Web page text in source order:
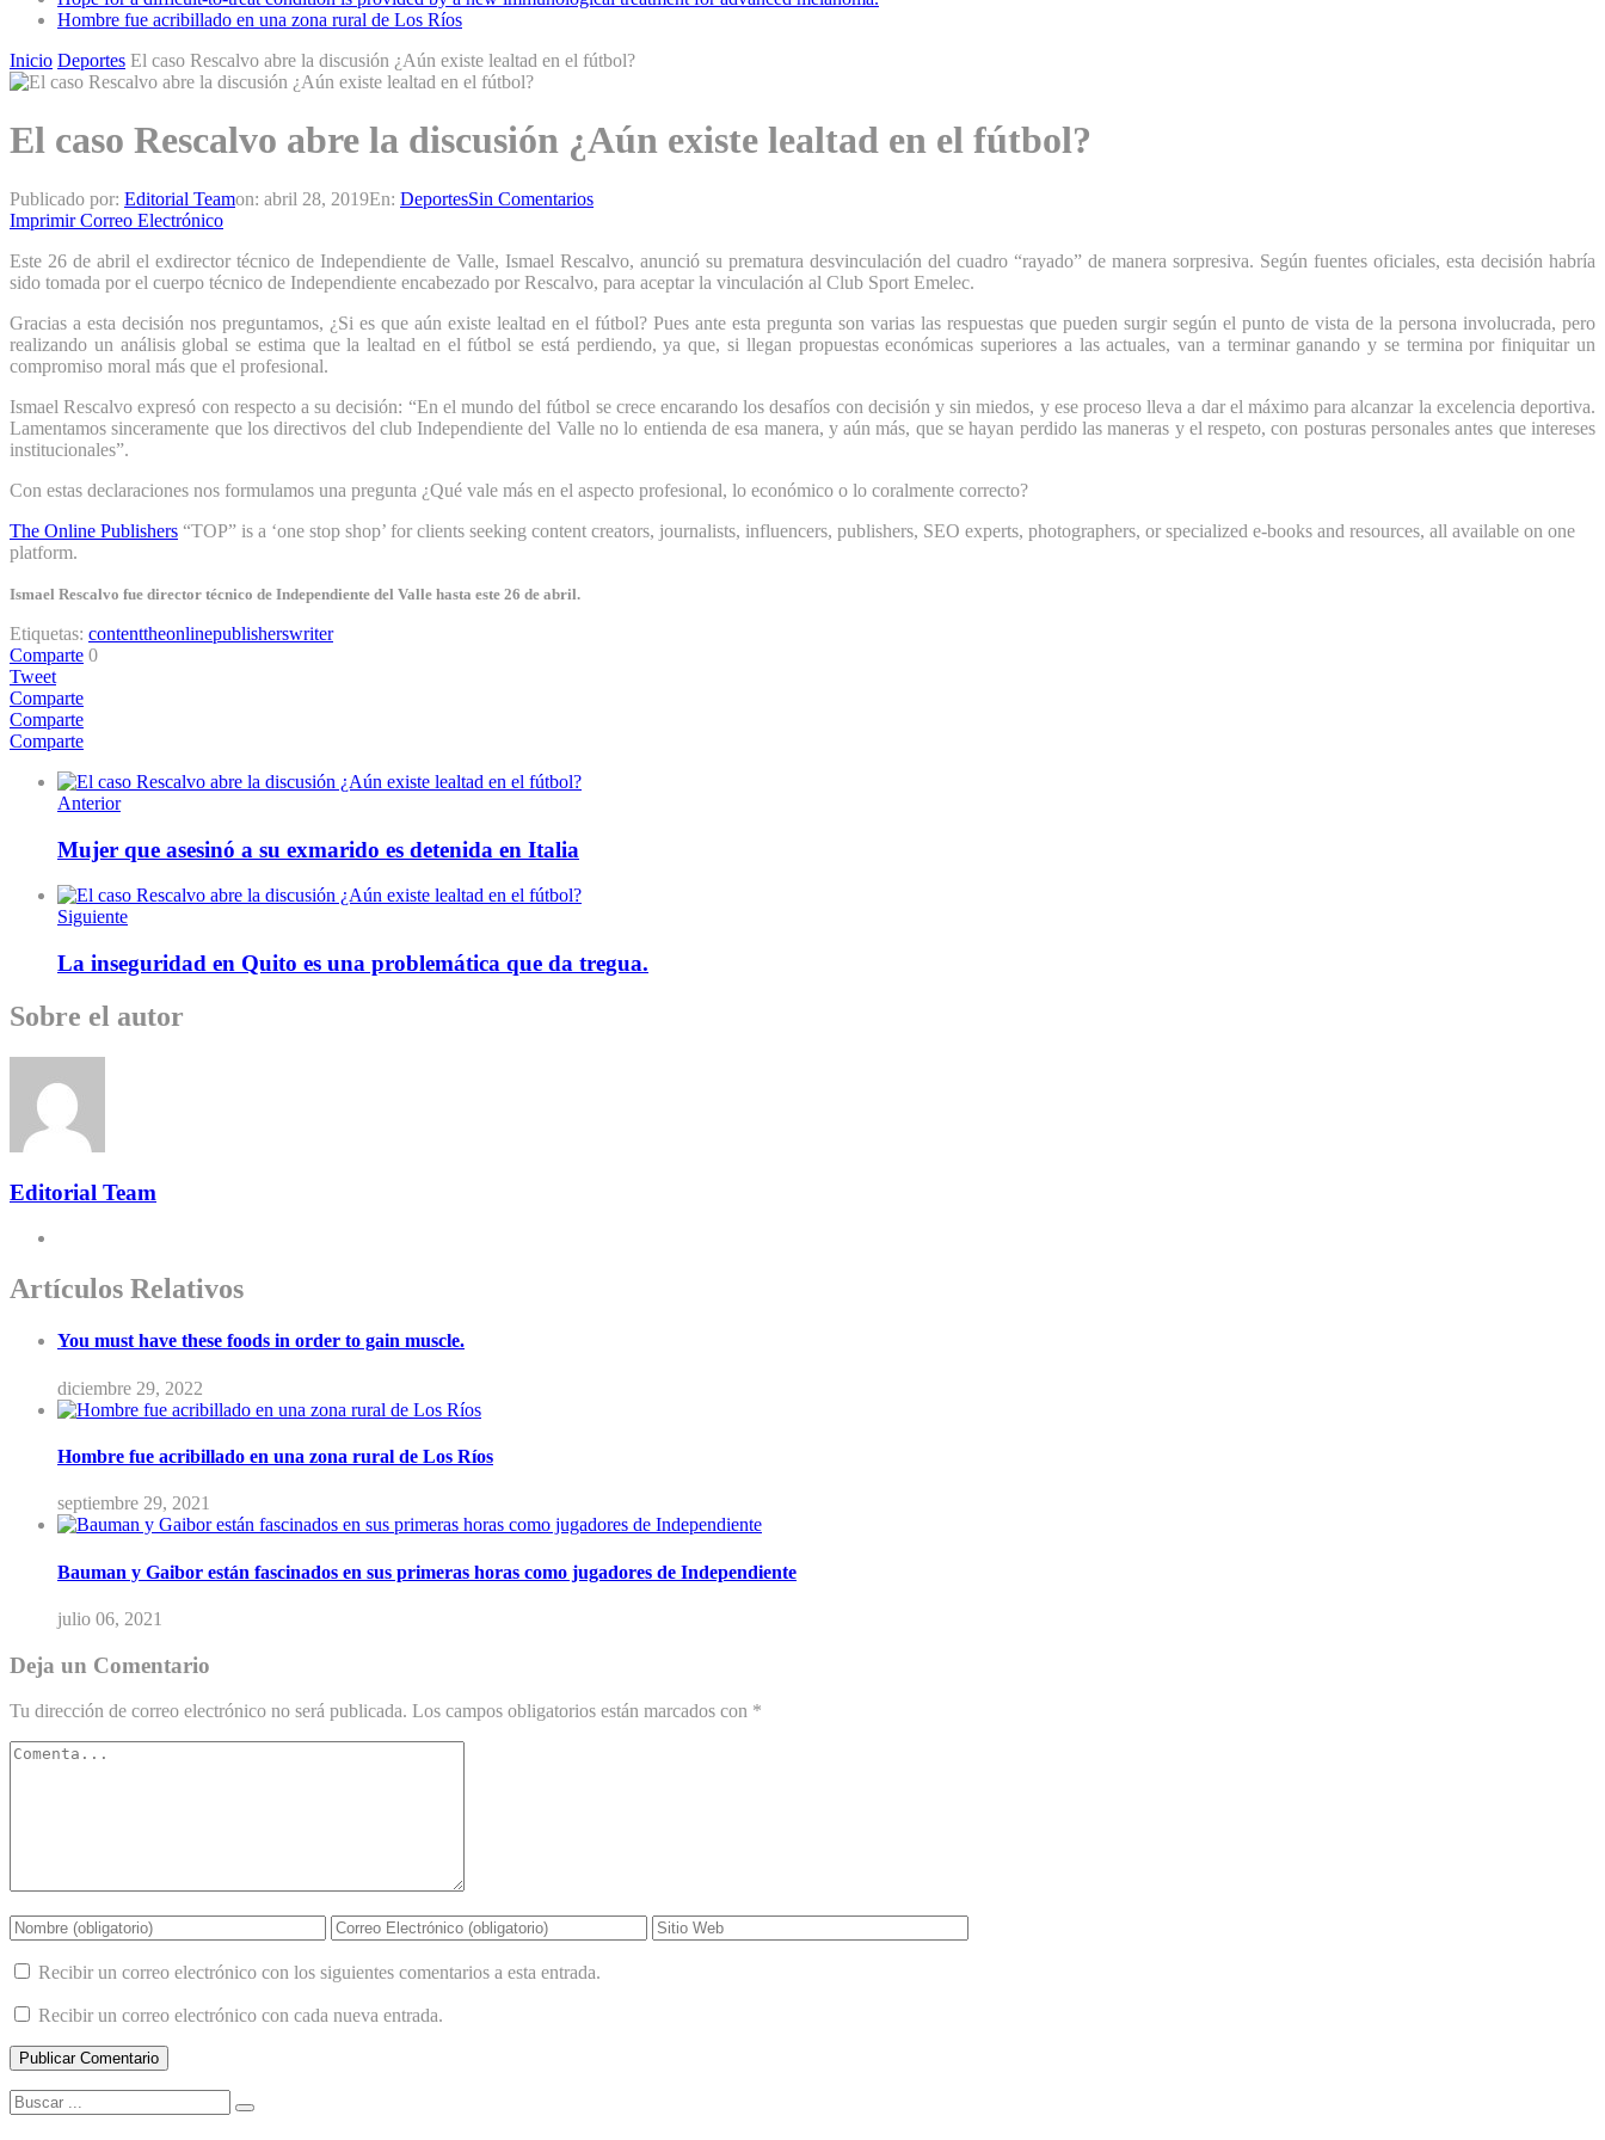
Hombre fue acribillado en una zona rural de Los Ríos
Inicio Deportes El caso Rescalvo abre la discusión ¿Aún existe lealtad en el fútbol?
El caso Rescalvo abre la discusión ¿Aún existe lealtad en el fútbol?
Publicado por: Editorial Teamon: abril 28, 2019En: DeportesSin Comentarios
Imprimir Correo Electrónico
Este 26 de abril el exdirector técnico de Independiente de Valle, Ismael Rescalvo, anunció su prematura desvinculación del cuadro “rayado” de manera sorpresiva. Según fuentes oficiales, esta decisión habría
sido tomada por el cuerpo técnico de Independiente encabezado por Rescalvo, para aceptar la vinculación al Club Sport Emelec.
Gracias a esta decisión nos preguntamos, ¿Si es que aún existe lealtad en el fútbol? Pues ante esta pregunta son varias las respuestas que pueden surgir según el punto de vista de la persona involucrada, pero
realizando un análisis global se estima que la lealtad en el fútbol se está perdiendo, ya que, si llegan propuestas económicas superiores a las actuales, van a terminar ganando y se termina por finiquitar un
compromiso moral más que el profesional.
Ismael Rescalvo expresó con respecto a su decisión: “En el mundo del fútbol se crece encarando los desafíos con decisión y sin miedos, y ese proceso lleva a dar el máximo para alcanzar la excelencia deportiva.
Lamentamos sinceramente que los directivos del club Independiente del Valle no lo entienda de esa manera, y aún más, que se hayan perdido las maneras y el respeto, con posturas personales antes que intereses
institucionales”.
Con estas declaraciones nos formulamos una pregunta ¿Qué vale más en el aspecto profesional, lo económico o lo coralmente correcto?
The Online Publishers “TOP” is a ‘one stop shop’ for clients seeking content creators, journalists, influencers, publishers, SEO experts, photographers, or specialized e-books and resources, all available on one
platform.
Ismael Rescalvo fue director técnico de Independiente del Valle hasta este 26 de abril.
Etiquetas: contenttheonlinepublisherswriter
Comparte 0
Tweet
Comparte
Comparte
Comparte
Anterior
Mujer que asesinó a su exmarido es detenida en Italia
Siguiente
La inseguridad en Quito es una problemática que da tregua.
Sobre el autor
Editorial Team
Artículos Relativos
You must have these foods in order to gain muscle.
diciembre 29, 2022
Hombre fue acribillado en una zona rural de Los Ríos
septiembre 29, 2021
Bauman y Gaibor están fascinados en sus primeras horas como jugadores de Independiente
julio 06, 2021
Deja un Comentario
Tu dirección de correo electrónico no será publicada. Los campos obligatorios están marcados con *
Recibir un correo electrónico con los siguientes comentarios a esta entrada.
Recibir un correo electrónico con cada nueva entrada.